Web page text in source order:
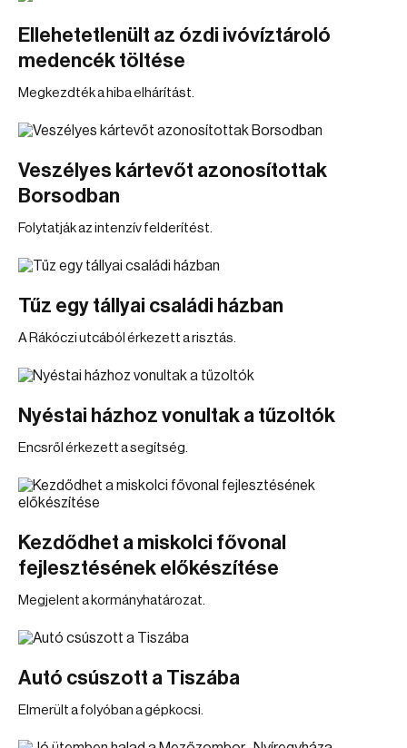
Ellehetetlenült az ózdi ivóvíztároló
medencék töltése
Megkezdték a hiba elhárítást.
Veszélyes kártevőt azonosítottak
Borsodban
Folytatják az intenzív felderítést.
Tűz egy tállyai családi házban
A Rákóczi utcából érkezett a risztás.
Nyéstai házhoz vonultak a tűzoltók
Encsről érkezett a segítség.
Kezdődhet a miskolci fővonal
fejlesztésének előkészítése
Megjelent a kormányhatározat.
Autó csúszott a Tiszába
Elmerült a folyóban a gépkocsi.